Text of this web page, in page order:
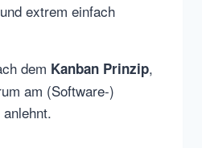
extrem einfach
dem Kanban Prinzip,
am (Software-)